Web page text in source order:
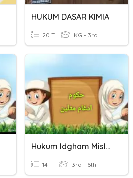
HUKUM DASAR KIMIA
20 T KG - 3rd
Hukum Idgham Mislain
14 T 3rd - 6th